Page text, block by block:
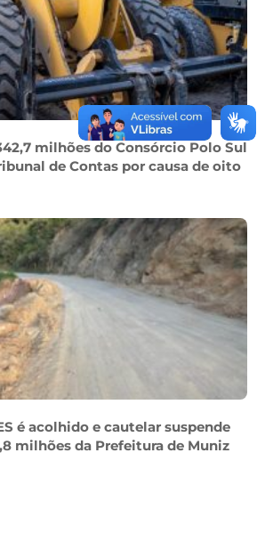
milhões do Consórcio Polo Sul
de Contas por causa de oito
é acolhido e cautelar suspende
milhões da Prefeitura de Muniz